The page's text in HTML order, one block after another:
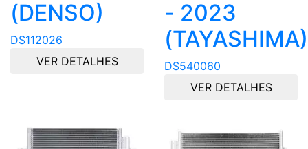
(DENSO)
DS112026
VER DETALHES
- 2023
(TAYASHIMA)
DS540060
VER DETALHES